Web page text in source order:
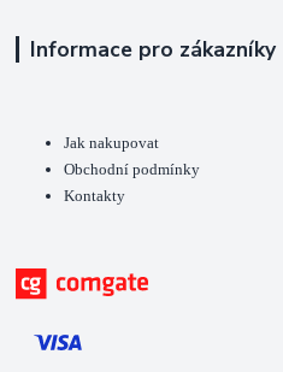
Informace pro zákazníky
Jak nakupovat
Obchodní podmínky
Kontakty